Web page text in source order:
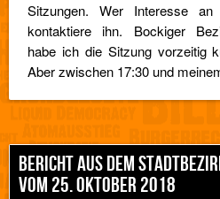
Sitzungen. Wer Interesse
kontaktiere ihn. Bockiger
habe ich die Sitzung vorzeitig
Aber zwischen 17:30 und
BERICHT AUS DEM
VOM 25. OKTOBER 2018